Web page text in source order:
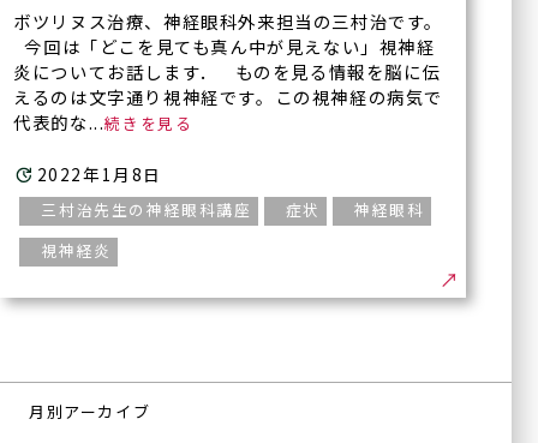
医療法人正秋会ホー
ム
正秋会について
医療機器紹介
診療内容一覧
硝子体手術
斜視手術
術）
ブログ
手術実績
月別アーカイブ
ボツリヌス治療、神経眼科外来担当の三村治です。
今回は「どこを見ても真ん中が見えない」視神経
炎についてお話します． ものを見る情報を脳に伝
えるのは文字通り視神経です。この視神経の病気で
代表的な...
2022年1月8日
三村治先生の神経眼科講座 症状
神経眼科
視神経炎